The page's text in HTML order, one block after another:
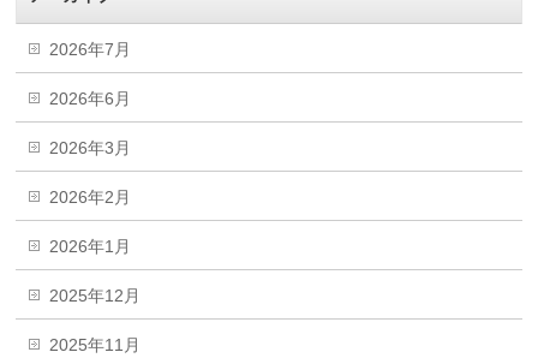
2026年7月
2026年6月
2026年3月
2026年2月
2026年1月
2025年12月
2025年11月